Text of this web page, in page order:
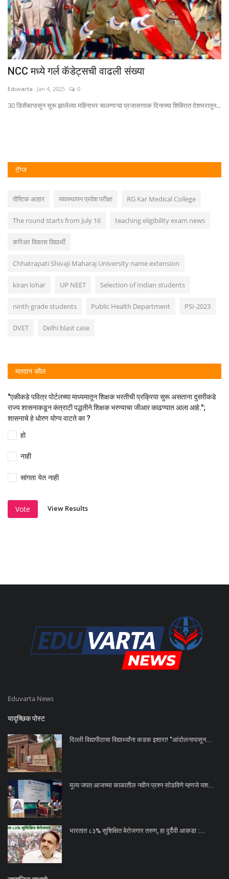
NCC मध्ये गर्ल कॅडेट्सची वाढली संख्या
Eduvarta Jan 4, 2025 0
30 डिसेंबरपासून सुरू झालेल्या महिनाभर चालणाऱ्या प्रजासत्ताक दिनाच्या शिबिरात देशभरातून...
टॅग्ज
पौष्टिक आहार व्यवस्थापन प्रवेश परीक्षा RG Kar Medical College
The round starts from July 16 teaching eligibility exam news
करिअर विकास विद्यार्थी
Chhatrapati Shivaji Maharaj University name extension
kiran lohar UP NEET Selection of Indian students
ninth grade students Public Health Department PSI-2023
DVET Delhi blast case
मतदान कौल
"एकीकडे पवित्र पोर्टलच्या माध्यमातून शिक्षक भरतीची प्रक्रिया सुरू असताना दुसरीकडे
राज्य शासनाकडून कंत्राटी पद्धतीने शिक्षक भरण्याचा जीआर काढण्यात आला आहे.";
शासनाचे हे धोरण योग्य वाटते का ?
हो
नाही
सांगता येत नाही
Vote View Results
Eduvarta News
यादृच्छिक पोस्ट
दिल्ली विद्यापीठाचा विद्यार्थ्यांना कडक इशारा! "आंदोलनापासून...
मूल्य जपत आजच्या काळातील नवीन प्रश्न सोडविणे म्हणजे यश...
भारतात ८३% सुशिक्षित बेरोजगार तरुण, हा दुर्दैवी आकडा :...